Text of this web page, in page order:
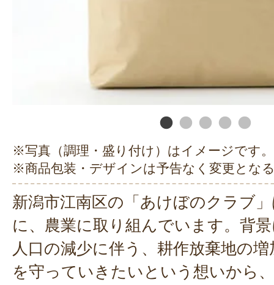
※写真（調理・盛り付け）はイメージです。
※商品包装・デザインは予告なく変更とな
新潟市江南区の「あけぼのクラブ
に、農業に取り組んでいます。背
人口の減少に伴う、耕作放棄地の
を守っていきたいという想いから